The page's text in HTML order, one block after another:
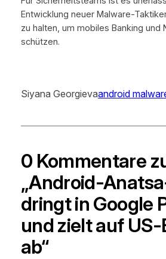
Entwicklung neuer Malware-
zu halten, um mobiles Banking und
schützen.
Siyana Georgievaandroid
0 Kommentare
„Android-
dringt in Google
und zielt auf
ab“